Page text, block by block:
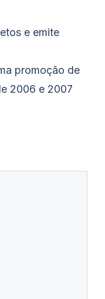
e emite
promoção de
2006 e 2007